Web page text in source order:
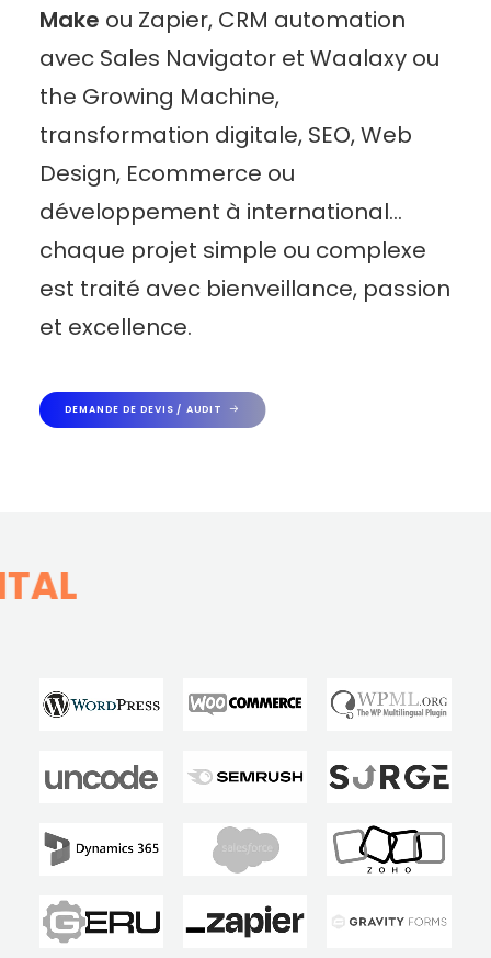
Make ou Zapier, CRM automation
avec Sales Navigator et Waalaxy ou
the Growing Machine,
transformation digitale, SEO, Web
Design, Ecommerce ou
développement à international…
chaque projet simple ou complexe
est traité avec bienveillance, passion
et excellence.
DEMANDE DE DEVIS / AUDIT
EN MARKETING